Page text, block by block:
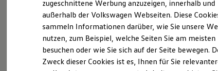
ID. Tutorials
Der neue ID. Polo
Der ID.4
Der ID.4 GTX
Der ID.5 GTX
Der ID.7 GTX
Als regionales, unabhängiges
Familienunternehmen bietet das Autohaus Vetter
ihren Kunden seit 1924 ein ganz besonderes
Leistungsportfolio rund um das Auto.
zugeschnittene Werbung anzuzeigen, innerhalb und
außerhalb der Volkswagen Webseiten. Diese
sammeln Informationen darüber, wie Sie unsere
nutzen, zum Beispiel, welche Seiten Sie am meisten
besuchen oder wie Sie sich auf der Seite bewegen.
Zweck dieser Cookies ist es, Ihnen für Sie